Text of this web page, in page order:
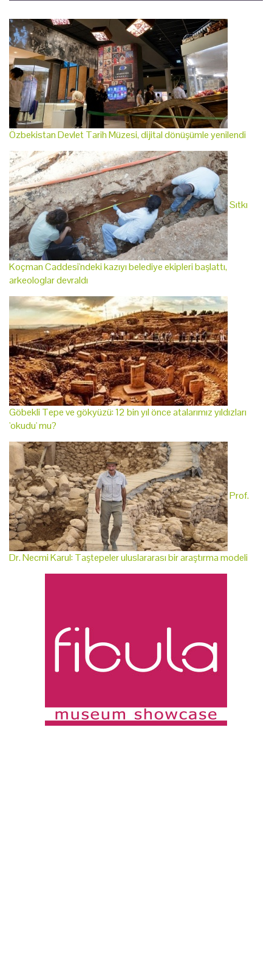
Özbekistan Devlet Tarih Müzesi, dijital dönüşümle yenilendi
Sıtkı
Koçman Caddesi'ndeki kazıyı belediye ekipleri başlattı,
arkeologlar devraldı
Göbekli Tepe ve gökyüzü: 12 bin yıl önce atalarımız yıldızları
'okudu' mu?
Prof.
Dr. Necmi Karul: Taştepeler uluslararası bir araştırma modeli